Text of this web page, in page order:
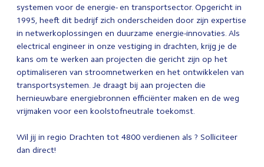
systemen voor de energie- en transportsector. Opgericht in
1995, heeft dit bedrijf zich onderscheiden door zijn expertise
in netwerkoplossingen en duurzame energie-innovaties. Als
electrical engineer in onze vestiging in drachten, krijg je de
kans om te werken aan projecten die gericht zijn op het
optimaliseren van stroomnetwerken en het ontwikkelen van
transportsystemen. Je draagt bij aan projecten die
hernieuwbare energiebronnen efficiënter maken en de weg
vrijmaken voor een koolstofneutrale toekomst.
Wil jij in regio Drachten tot 4800 verdienen als ? Solliciteer
dan direct!